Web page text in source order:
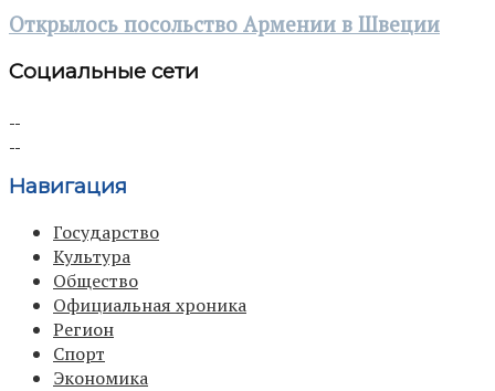
Открылось посольство Армении в Швеции
Социальные сети
Навигация
Государство
Культура
Общество
Официальная хроника
Регион
Спорт
Экономика